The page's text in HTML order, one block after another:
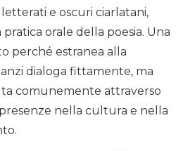
e oscuri ciarlatani,
orale della poesia. Una
perché estranea alla
dialoga fittamente, ma
comunemente attraverso
nella cultura e nella